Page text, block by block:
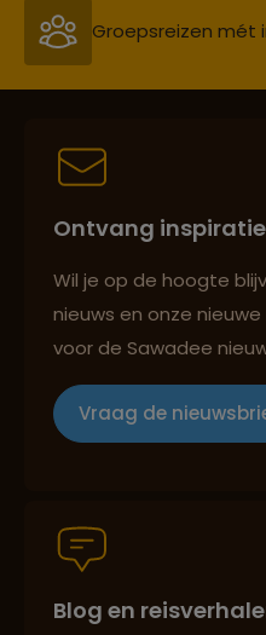
Groepsreizen mét
Persoonlijk en
Reizen met oog
Persoonlijk en
Ontvang
Wil je op de hoogte
nieuws en onze
voor de Sawadee
Vraag de
Blog en